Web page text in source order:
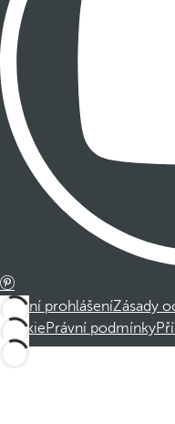
Právní prohlášeníZásady
cookiePrávní podmínky